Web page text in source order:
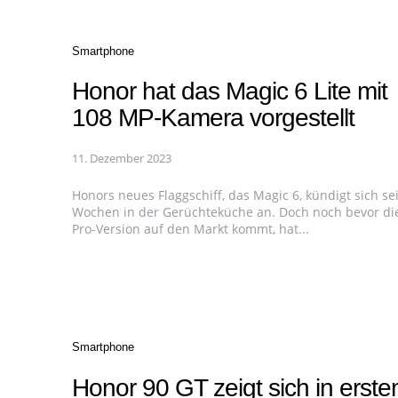
Categories
Smartphone
Honor hat das Magic 6 Lite mit
108 MP-Kamera vorgestellt
11. Dezember 2023
Honors neues Flaggschiff, das Magic 6, kündigt sich
Wochen in der Gerüchteküche an. Doch noch bevor
Pro-Version auf den Markt kommt, hat...
Categories
Smartphone
Honor 90 GT zeigt sich in